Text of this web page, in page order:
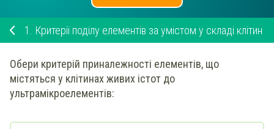
1. Критерії поділу елементів за умістом у складі клітин
Обери критерій приналежності елементів, що
містяться у клітинах живих істот до
ультрамікроелементів: